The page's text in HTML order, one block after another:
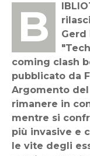
BIBLIOTECA TECNOLOGICA - In fase di
coming clash
pubblicato da
Argomento
rimanere in
mentre si
più invasive e
le vite degli